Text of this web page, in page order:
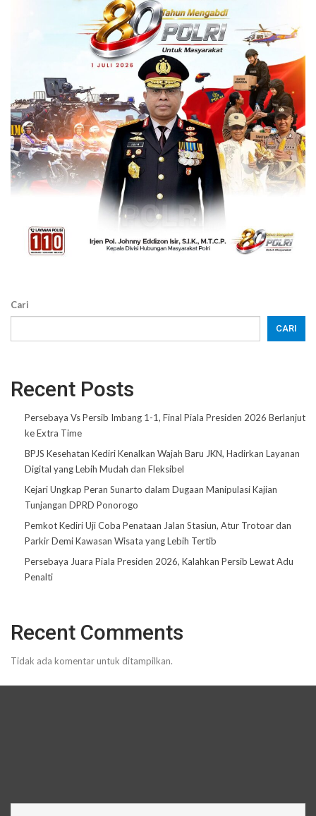
Cari
CARI
Recent Posts
Persebaya Vs Persib Imbang 1-1, Final Piala Presiden 2026 Berlanjut
ke Extra Time
BPJS Kesehatan Kediri Kenalkan Wajah Baru JKN, Hadirkan Layanan
Digital yang Lebih Mudah dan Fleksibel
Kejari Ungkap Peran Sunarto dalam Dugaan Manipulasi Kajian
Tunjangan DPRD Ponorogo
Pemkot Kediri Uji Coba Penataan Jalan Stasiun, Atur Trotoar dan
Parkir Demi Kawasan Wisata yang Lebih Tertib
Persebaya Juara Piala Presiden 2026, Kalahkan Persib Lewat Adu
Penalti
Recent Comments
Tidak ada komentar untuk ditampilkan.